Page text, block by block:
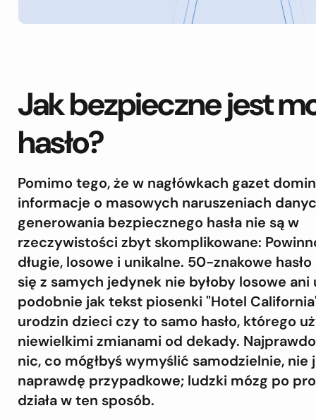
Jak bezpieczne jest
hasło?
Pomimo tego, że w nagłówkach gazet
informacje o masowych naruszeniach
generowania bezpiecznego hasła nie są w
rzeczywistości zbyt skomplikowane:
długie, losowe i unikalne. 50-znakowe hasło
się z samych jedynek nie byłoby losowe ani
podobnie jak tekst piosenki "Hotel
urodzin dzieci czy to samo hasło, którego
niewielkimi zmianami od dekady.
nic, co mógłbyś wymyślić samodzielnie, nie
naprawdę przypadkowe; ludzki mózg po
działa w ten sposób.